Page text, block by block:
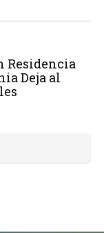
Residencia
Deja al